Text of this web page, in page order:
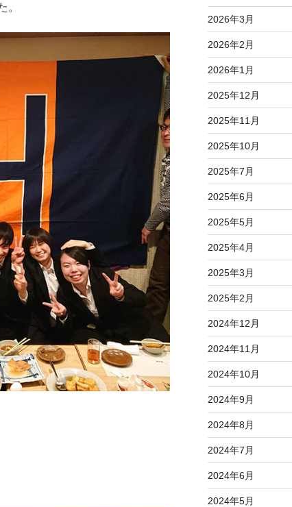
。
2026年3月
2026年2月
2026年1月
2025年12月
2025年11月
2025年10月
2025年7月
2025年6月
2025年5月
2025年4月
2025年3月
2025年2月
2024年12月
2024年11月
2024年10月
2024年9月
2024年8月
2024年7月
2024年6月
2024年5月